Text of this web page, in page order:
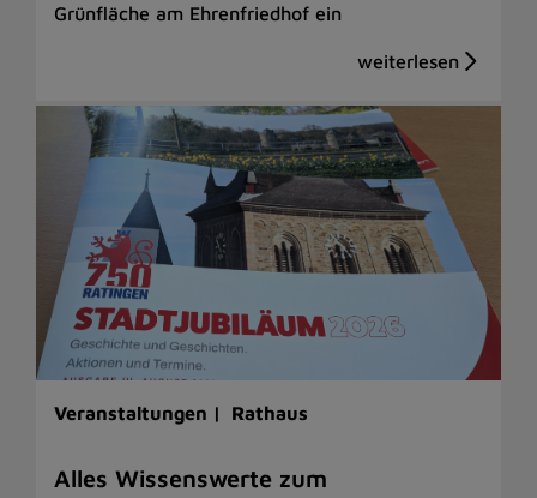
Grünfläche am Ehrenfriedhof ein
Veranstaltungen | Rathaus
Alles Wissenswerte zum